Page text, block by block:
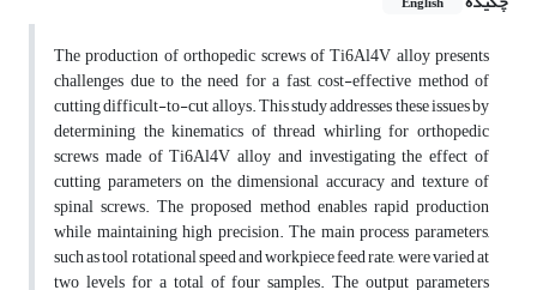
The production of orthopedic screws of Ti6Al4V alloy presents
challenges due to the need for a fast, cost-effective method of
cutting difficult-to-cut alloys. This study addresses these issues by
determining the kinematics of thread whirling for orthopedic
screws made of Ti6Al4V alloy and investigating the effect of
cutting parameters on the dimensional accuracy and texture of
spinal screws. The proposed method enables rapid production
while maintaining high precision. The main process parameters,
such as tool rotational speed and workpiece feed rate, were varied at
two levels for a total of four samples. The output parameters